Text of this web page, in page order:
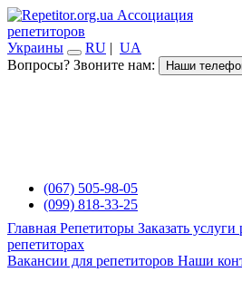
Ассоциация
репетиторов
Украины
RU | UA
Вопросы? Звоните нам:
Наши
(067) 505-98-05
(099) 818-33-25
Главная Репетиторы Заказать услуги
репетиторах
Вакансии для репетиторов Наши